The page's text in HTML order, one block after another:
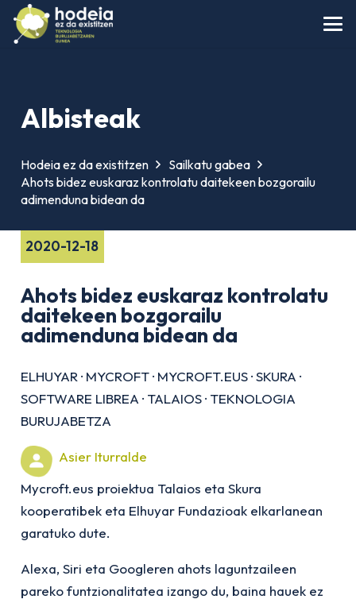
Albisteak
Hodeia ez da existitzen
Sailkatu gabea
Ahots bidez euskaraz kontrolatu daitekeen bozgorailu
adimenduna bidean da
2020-12-18
Ahots bidez euskaraz kontrolatu
daitekeen bozgorailu
adimenduna bidean da
ELHUYAR · MYCROFT· MYCROFT.EUS·SKURA ·
SOFTWARE LIBREA · TALAIOS· TEKNOLOGIA
BURUJABETZA
Asier Iturralde
Mycroft.eus proiektua Talaios eta Skura
kooperatibek eta Elhuyar Fundazioak elkarlanean
garatuko dute.
Alexa, Siri eta Googleren ahots laguntzaileen
pareko funtzionalitatea izango du, baina hauek ez